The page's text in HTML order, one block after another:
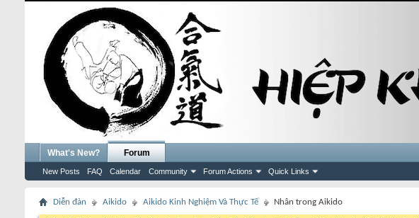
What's New? Forum
New Posts FAQ Calendar Community Forum Actions Quick Links
Diễn đàn Aikido Aikido Kinh Nghiệm Và Thực Tế Nhân trong Aikido